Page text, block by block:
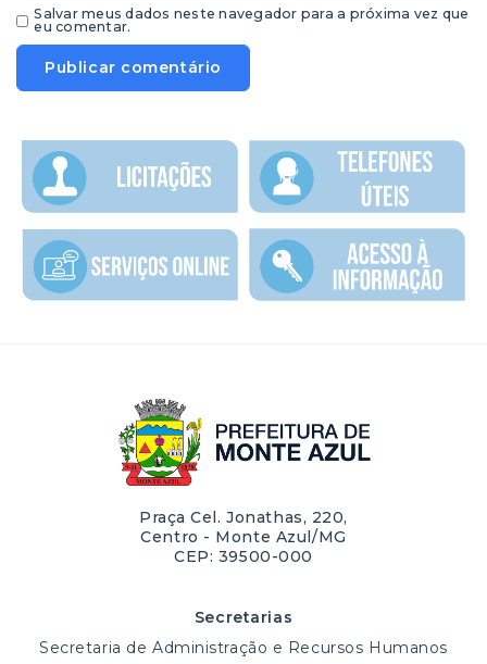
Salvar meus dados neste navegador para a próxima vez que
eu comentar.
Praça Cel. Jonathas, 220,
Centro - Monte Azul/MG
CEP: 39500-000
Secretarias
Secretaria de Administração e Recursos Humanos